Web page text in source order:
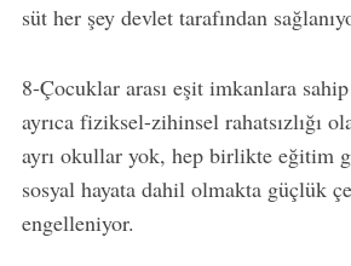
süt her şey devlet tarafından
8-Çocuklar arası eşit imkanlara
ayrıca fiziksel-zihinsel rahatsızlığı
ayrı okullar yok, hep birlikte eğitim
sosyal hayata dahil olmakta güçlük
engelleniyor.